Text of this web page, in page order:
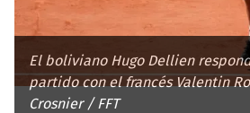
El boliviano Hugo Dellien
partido con el francés Valentin
Crosnier / FFT